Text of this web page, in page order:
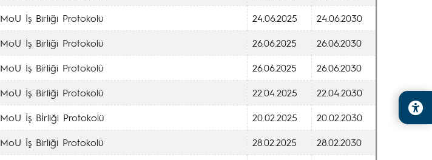
MoU İş Birliği Protokolü 24.06.2025
24.06.2030
MoU İş Birliği Protokolü 26.06.2025
26.06.2030
MoU İş Birliği Protokolü 26.06.2025
26.06.2030
MoU İş Birliği Protokolü 22.04.2025
22.04.2030
MoU İş Bİrliği Protokolü 20.02.2025
20.02.2030
MoU İş Birliği Protokolü 28.02.2025
28.02.2030